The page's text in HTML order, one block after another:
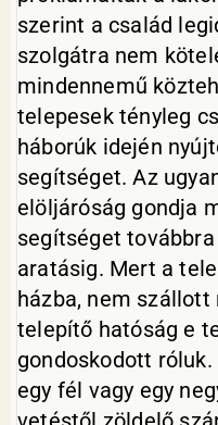
szerint a család
szolgátra nem
mindennemű
telepesek tényleg
háborúk idején
segítséget. Az
elöljáróság gondja
segítséget
aratásig. Mert a
házba, nem
telepítő hatóság e
gondoskodott
egy fél vagy egy